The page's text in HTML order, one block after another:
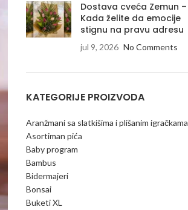
Dostava cveća Zemun –
Kada želite da emocije
stignu na pravu adresu
jul 9, 2026 No Comments
KATEGORIJE PROIZVODA
Aranžmani sa slatkišima i plišanim igračkama
Asortiman pića
Baby program
Bambus
Bidermajeri
Bonsai
Buketi XL